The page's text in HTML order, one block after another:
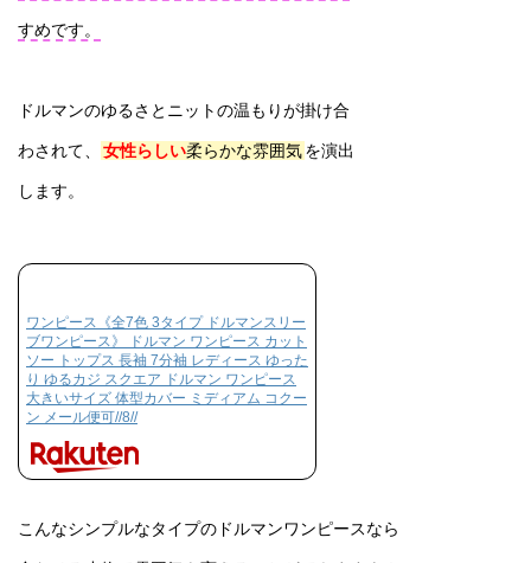
すめです。
ドルマンのゆるさとニットの温もりが掛け合
わされて、 女性らしい柔らかな雰囲気を演出
します。
ワンピース《全7色 3タイプ ドルマンスリー
ブワンピース》 ドルマン ワンピース カット
ソー トップス 長袖 7分袖 レディース ゆった
り ゆるカジ スクエア ドルマン ワンピース
大きいサイズ 体型カバー ミディアム コクー
ン メール便可//8//
こんなシンプルなタイプのドルマンワンピースなら